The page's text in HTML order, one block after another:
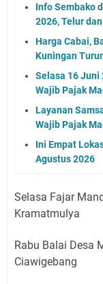
Info Sembako
2026, Telur
Harga Cabai,
Kuningan
Selasa 16 Juni
Wajib Pajak
Layanan
Wajib Pajak
Ini Empat
Agustus 2026
Selasa Fajar
Kramatmulya
Rabu Balai Desa
Ciawigebang